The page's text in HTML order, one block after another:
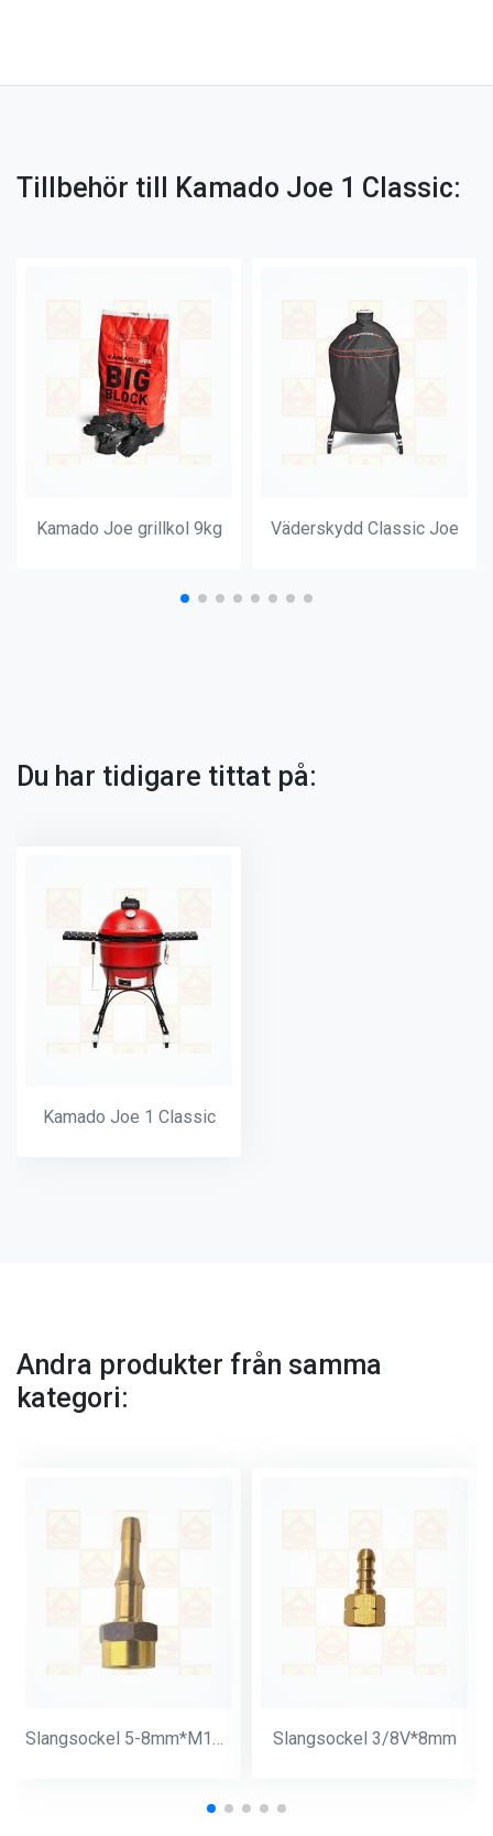
Tillbehör till Kamado Joe 1 Classic:
Kamado Joe grillkol 9kg Väderskydd Classic Joe
Du har tidigare tittat på:
Kamado Joe 1 Classic
Andra produkter från samma
kategori:
Slangsockel 5-8mm*M14*1 Slangsockel 3/8V*8mm